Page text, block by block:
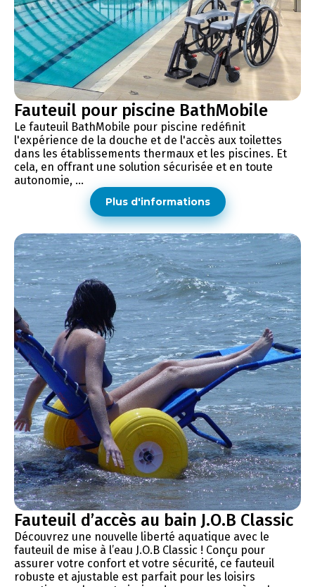
Fauteuil pour piscine BathMobile
Le fauteuil BathMobile pour piscine redéfinit
l'expérience de la douche et de l'accès aux toilettes
dans les établissements thermaux et les piscines. Et
cela, en offrant une solution sécurisée et en toute
autonomie, ...
Plus d'informations
Fauteuil d’accès au bain J.O.B Classic
Découvrez une nouvelle liberté aquatique avec le
fauteuil de mise à l’eau J.O.B Classic ! Conçu pour
assurer votre confort et votre sécurité, ce fauteuil
robuste et ajustable est parfait pour les loisirs